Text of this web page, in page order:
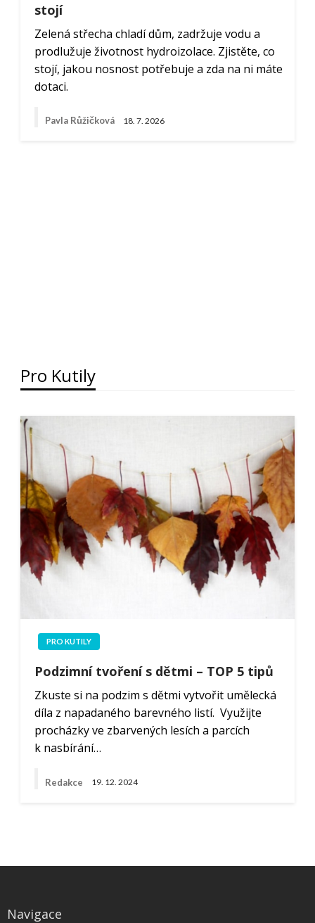
stojí
Zelená střecha chladí dům, zadržuje vodu a
prodlužuje životnost hydroizolace. Zjistěte, co
stojí, jakou nosnost potřebuje a zda na ni máte
dotaci.
Pavla Růžičková 18. 7. 2026
Pro Kutily
PRO KUTILY
Podzimní tvoření s dětmi – TOP 5 tipů
Zkuste si na podzim s dětmi vytvořit umělecká
díla z napadaného barevného listí. Využijte
procházky ve zbarvených lesích a parcích
k nasbírání…
Redakce 19. 12. 2024
Navigace